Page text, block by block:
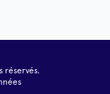
réservés.